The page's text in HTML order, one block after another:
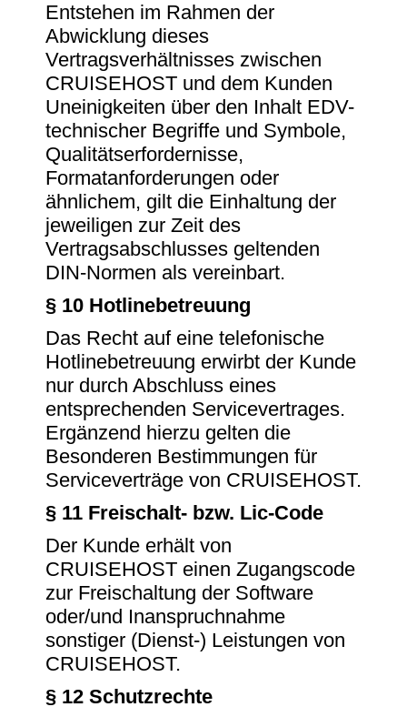
Entstehen im Rahmen der
Abwicklung dieses
Vertragsverhältnisses zwischen
CRUISEHOST und dem Kunden
Uneinigkeiten über den Inhalt EDV-
technischer Begriffe und Symbole,
Qualitätserfordernisse,
Formatanforderungen oder
ähnlichem, gilt die Einhaltung der
jeweiligen zur Zeit des
Vertragsabschlusses geltenden
DIN-Normen als vereinbart.
§ 10 Hotlinebetreuung
Das Recht auf eine telefonische
Hotlinebetreuung erwirbt der Kunde
nur durch Abschluss eines
entsprechenden Servicevertrages.
Ergänzend hierzu gelten die
Besonderen Bestimmungen für
Serviceverträge von CRUISEHOST.
§ 11 Freischalt- bzw. Lic-Code
Der Kunde erhält von
CRUISEHOST einen Zugangscode
zur Freischaltung der Software
oder/und Inanspruchnahme
sonstiger (Dienst-) Leistungen von
CRUISEHOST.
§ 12 Schutzrechte